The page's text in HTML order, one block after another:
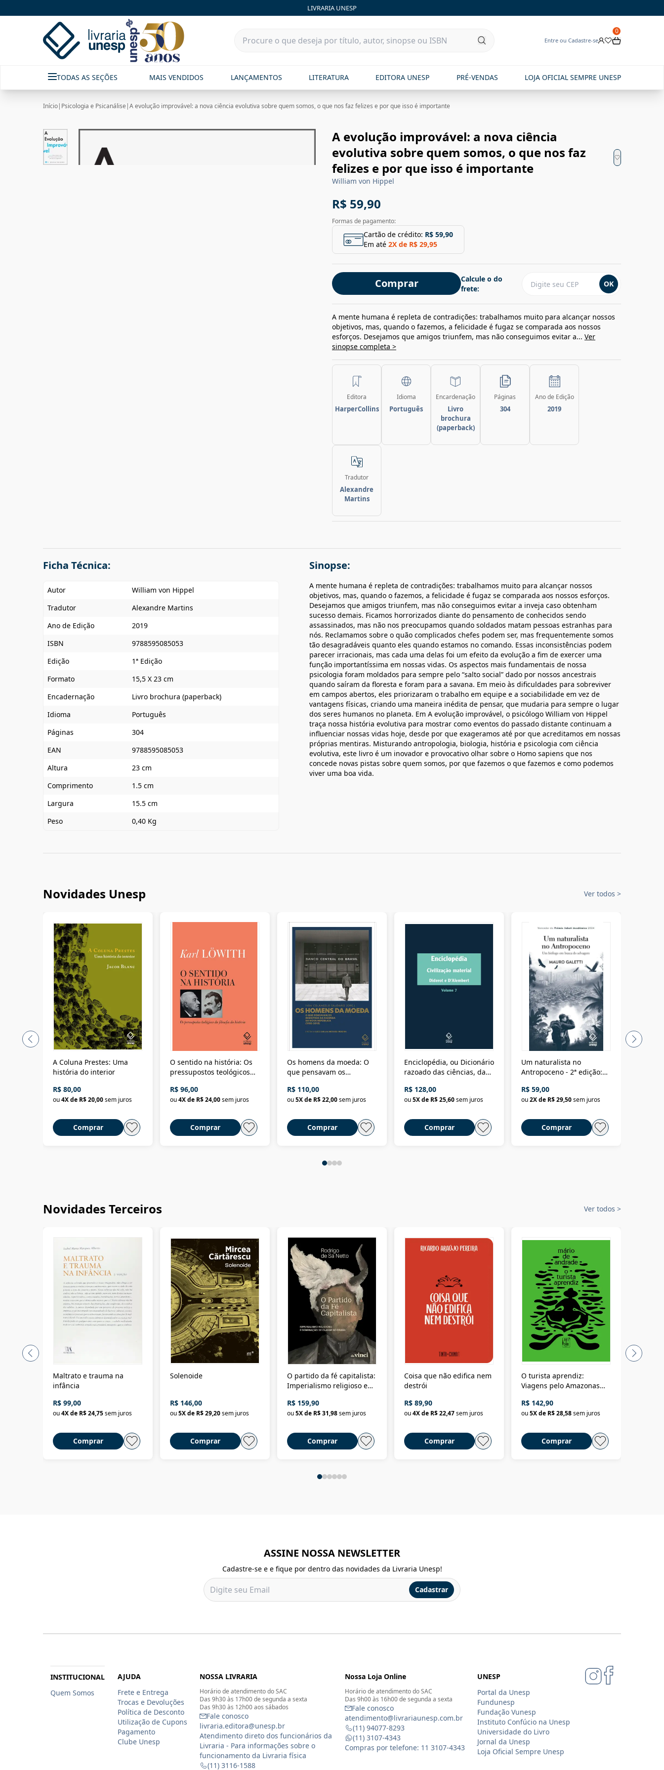
LIVRARIA UNESP
Entre ou Cadastre-se
0
TODAS AS SEÇÕES MAIS VENDIDOS LANÇAMENTOS LITERATURA EDITORA UNESP PRÉ-VENDAS LOJA OFICIAL SEMPRE UNESP
Início| Psicologia e Psicanálise |A evolução improvável: a nova ciência evolutiva sobre quem somos, o que nos faz felizes e por que isso é importante
A evolução improvável: a nova ciência
evolutiva sobre quem somos, o que nos faz
felizes e por que isso é importante
William von Hippel
R$ 59,90
Formas de pagamento:
Cartão de crédito: R$ 59,90
Em até 2X de R$ 29,95
Comprar
Calcule o do
frete:
OK
A mente humana é repleta de contradições: trabalhamos muito para alcançar nossos
objetivos, mas, quando o fazemos, a felicidade é fugaz se comparada aos nossos
esforços. Desejamos que amigos triunfem, mas não conseguimos evitar a... Ver
sinopse completa >
Editora
HarperCollins
Idioma
Português
Encardenação
Livro
brochura
(paperback)
Páginas
304
Ano de Edição
2019
Tradutor
Alexandre
Martins
Ficha Técnica:
Autor
William von Hippel
Tradutor
Alexandre Martins
Ano de Edição
2019
ISBN
9788595085053
Edição
1ª Edição
Formato
15,5 X 23 cm
Encadernação
Livro brochura (paperback)
Idioma
Português
Páginas
304
EAN
9788595085053
Altura
23 cm
Comprimento
1.5 cm
Largura
15.5 cm
Peso
0,40 Kg
Sinopse:
A mente humana é repleta de contradições: trabalhamos muito para alcançar nossos
objetivos, mas, quando o fazemos, a felicidade é fugaz se comparada aos nossos esforços.
Desejamos que amigos triunfem, mas não conseguimos evitar a inveja caso obtenham
sucesso demais. Ficamos horrorizados diante do pensamento de conhecidos sendo
assassinados, mas não nos preocupamos quando soldados matam pessoas estranhas para
nós. Reclamamos sobre o quão complicados chefes podem ser, mas frequentemente somos
tão desagradáveis quanto eles quando estamos no comando. Essas inconsistências podem
parecer irracionais, mas cada uma delas foi um efeito da evolução a fim de exercer uma
função importantíssima em nossas vidas. Os aspectos mais fundamentais de nossa
psicologia foram moldados para sempre pelo “salto social” dado por nossos ancestrais
quando saíram da floresta e foram para a savana. Em meio às dificuldades para sobreviver
em campos abertos, eles priorizaram o trabalho em equipe e a sociabilidade em vez de
vantagens físicas, criando uma maneira inédita de pensar, que mudaria para sempre o lugar
dos seres humanos no planeta. Em A evolução improvável, o psicólogo William von Hippel
traça nossa história evolutiva para mostrar como eventos do passado distante continuam a
influenciar nossas vidas hoje, desde por que exageramos até por que acreditamos em nossas
próprias mentiras. Misturando antropologia, biologia, história e psicologia com ciência
evolutiva, este livro é um inovador e provocativo olhar sobre o Homo sapiens que nos
concede novas pistas sobre quem somos, por que fazemos o que fazemos e como podemos
viver uma boa vida.
Novidades Unesp Ver todos >
A Coluna Prestes: Uma
história do interior
R$ 80,00
ou4X de R$ 20,00sem juros
Comprar
O sentido na história: Os
pressupostos teológicos
R$ 96,00
ou4X de R$ 24,00sem juros
Comprar
Os homens da moeda: O
que pensavam os
Nova República (1985-
2018)
R$ 110,00
ou5X de R$ 22,00sem juros
Comprar
Enciclopédia, ou Dicionário
razoado das ciências, das
Civilização material
R$ 128,00
ou5X de R$ 25,60sem juros
Comprar
Um naturalista no
Antropoceno - 2ª edição:
selvagem
R$ 59,00
ou2X de R$ 29,50sem juros
Comprar
Novidades Terceiros Ver todos >
Maltrato e trauma na
infância
R$ 99,00
ou4X de R$ 24,75sem juros
Comprar
Solenoide
R$ 146,00
ou5X de R$ 29,20sem juros
Comprar
O partido da fé capitalista:
Imperialismo religioso e
Brasil
R$ 159,90
ou5X de R$ 31,98sem juros
Comprar
Coisa que não edifica nem
destrói
R$ 89,90
ou4X de R$ 22,47sem juros
Comprar
O turista aprendiz:
Viagens pelo Amazonas
até a Bolívia e por Marajó
até dizer chega
R$ 142,90
ou5X de R$ 28,58sem juros
Comprar
ASSINE NOSSA NEWSLETTER
Cadastre-se e e fique por dentro das novidades da Livraria Unesp!
Cadastrar
INSTITUCIONAL
Quem Somos
AJUDA
Frete e Entrega
Trocas e Devoluções
Política de Desconto
Utilização de Cupons
Pagamento
Clube Unesp
NOSSA LIVRARIA
Horário de atendimento do SAC
Das 9h30 às 17h00 de segunda a sexta
Das 9h30 às 12h00 aos sábados
Fale conosco
livraria.editora@unesp.br
Atendimento direto dos funcionários da
Livraria - Para informações sobre o
funcionamento da Livraria física
(11) 3116-1588
Nossa Loja Online
Horário de atendimento do SAC
Das 9h00 às 16h00 de segunda a sexta
Fale conosco
atendimento@livrariaunesp.com.br
(11) 94077-8293
(11) 3107-4343
Compras por telefone: 11 3107-4343
UNESP
Portal da Unesp
Fundunesp
Fundação Vunesp
Instituto Confúcio na Unesp
Universidade do Livro
Jornal da Unesp
Loja Oficial Sempre Unesp